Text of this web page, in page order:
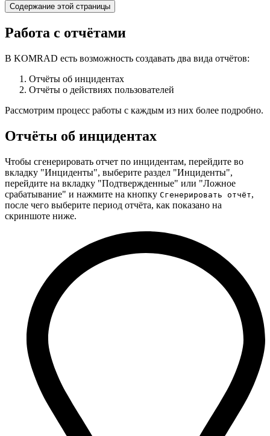
Содержание этой страницы
Работа с отчётами
В KOMRAD есть возможность создавать два вида отчётов:
Отчёты об инцидентах
Отчёты о действиях пользователей
Рассмотрим процесс работы с каждым из них более подробно.
Отчёты об инцидентах
Чтобы сгенерировать отчет по инцидентам, перейдите во
вкладку "Инциденты", выберите раздел "Инциденты",
перейдите на вкладку "Подтвержденные" или "Ложное
срабатывание" и нажмите на кнопку Сгенерировать отчёт,
после чего выберите период отчёта, как показано на
скриншоте ниже.